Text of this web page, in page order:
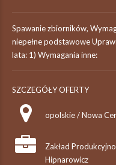
Spawanie zbiorników,
niepełne podstawowe
lata: 1) Wymagania inne:
SZCZEGÓŁY OFERTY
opolskie / Nowa
Zakład
Hipnarowicz